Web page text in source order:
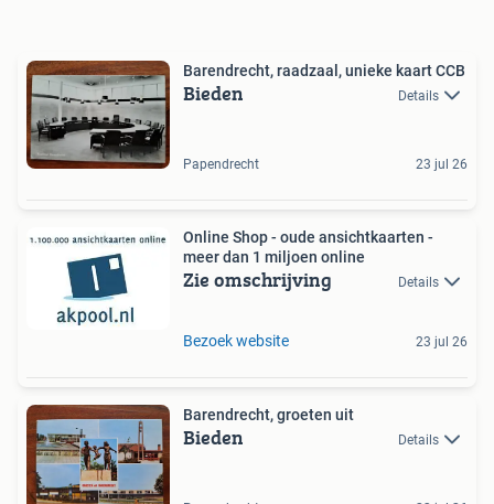
Barendrecht, raadzaal, unieke kaart CCB
Bieden Details
Papendrecht 23 jul 26
Online Shop - oude ansichtkaarten -
meer dan 1 miljoen online
Zie omschrijving Details
Bezoek website 23 jul 26
Barendrecht, groeten uit
Bieden Details